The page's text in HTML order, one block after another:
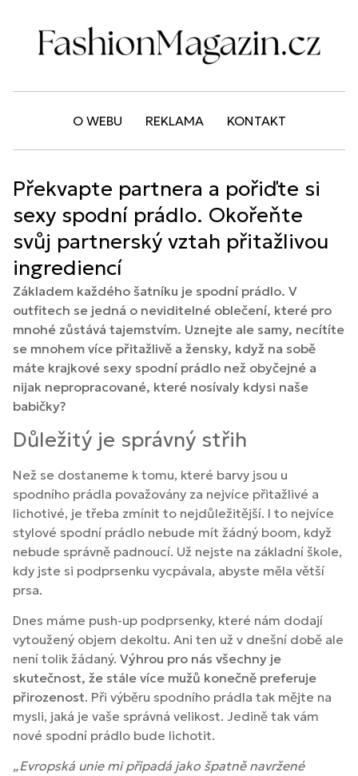
O WEBU REKLAMA KONTAKT
Překvapte partnera a pořiďte si
sexy spodní prádlo. Okořeňte
svůj partnerský vztah přitažlivou
ingrediencí
Základem každého šatníku je spodní prádlo. V
outfitech se jedná o neviditelné oblečení, které pro
mnohé zůstává tajemstvím. Uznejte ale samy, necítíte
se mnohem více přitažlivě a žensky, když na sobě
máte krajkové sexy spodní prádlo než obyčejné a
nijak nepropracované, které nosívaly kdysi naše
babičky?
Důležitý je správný střih
Než se dostaneme k tomu, které barvy jsou u
spodního prádla považovány za nejvíce přitažlivé a
lichotivé, je třeba zmínit to nejdůležitější. I to nejvíce
stylové spodní prádlo nebude mít žádný boom, když
nebude správně padnoucí. Už nejste na základní škole,
kdy jste si podprsenku vycpávala, abyste měla větší
prsa.
Dnes máme push-up podprsenky, které nám dodají
vytoužený objem dekoltu. Ani ten už v dnešní době ale
není tolik žádaný. Výhrou pro nás všechny je
skutečnost, že stále více mužů konečně preferuje
přirozenost. Při výběru spodního prádla tak mějte na
mysli, jaká je vaše správná velikost. Jedině tak vám
nové spodní prádlo bude lichotit.
„Evropská unie mi připadá jako špatně navržené